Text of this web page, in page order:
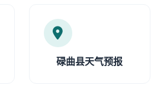
碌曲县天气预报